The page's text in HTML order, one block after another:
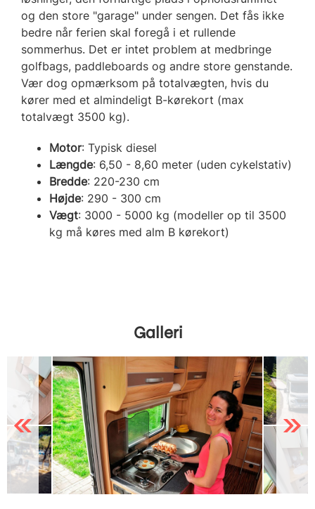
og den store "garage" under sengen. Det fås ikke
bedre når ferien skal foregå i et rullende
sommerhus. Det er intet problem at medbringe
golfbags, paddleboards og andre store genstande.
Vær dog opmærksom på totalvægten, hvis du
kører med et almindeligt B-kørekort (max
totalvægt 3500 kg).
Motor: Typisk diesel
Længde: 6,50 - 8,60 meter (uden cykelstativ)
Bredde: 220-230 cm
Højde: 290 - 300 cm
Vægt: 3000 - 5000 kg (modeller op til 3500
kg må køres med alm B kørekort)
Galleri
Previous Next